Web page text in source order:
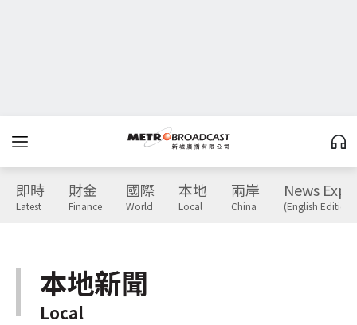
即時
Latest
財金
Finance
國際
World
本地
Local
兩岸
China
News
(English Edition)
本地新聞
Local